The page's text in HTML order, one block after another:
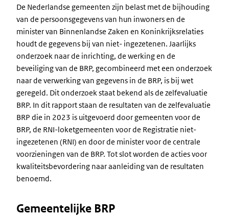
De Nederlandse gemeenten zijn belast met de bijhouding
van de persoonsgegevens van hun inwoners en de
minister van Binnenlandse Zaken en Koninkrijksrelaties
houdt de gegevens bij van niet- ingezetenen. Jaarlijks
onderzoek naar de inrichting, de werking en de
beveiliging van de BRP, gecombineerd met een onderzoek
naar de verwerking van gegevens in de BRP, is bij wet
geregeld. Dit onderzoek staat bekend als de zelfevaluatie
BRP. In dit rapport staan de resultaten van de zelfevaluatie
BRP die in 2023 is uitgevoerd door gemeenten voor de
BRP, de RNI-loketgemeenten voor de Registratie niet-
ingezetenen (RNI) en door de minister voor de centrale
voorzieningen van de BRP. Tot slot worden de acties voor
kwaliteitsbevordering naar aanleiding van de resultaten
benoemd.
Gemeentelijke BRP